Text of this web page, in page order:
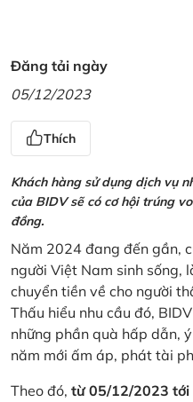
Đăng tải ngày
05/12/2023
Thích
Khách hàng sử dụng dịch vụ
của BIDV sẽ có cơ hội trúng
đồng.
Năm 2024 đang đến gần,
người Việt Nam sinh sống,
chuyển tiền về cho người
Thấu hiểu nhu cầu đó,
những phần quà hấp dẫn,
năm mới ấm áp, phát tài
Theo đó, từ 05/12/2023